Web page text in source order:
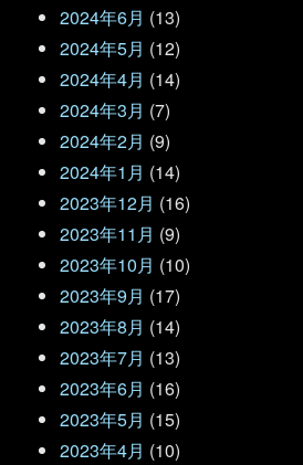
2024年6月 (13)
2024年5月 (12)
2024年4月 (14)
2024年3月 (7)
2024年2月 (9)
2024年1月 (14)
2023年12月 (16)
2023年11月 (9)
2023年10月 (10)
2023年9月 (17)
2023年8月 (14)
2023年7月 (13)
2023年6月 (16)
2023年5月 (15)
2023年4月 (10)